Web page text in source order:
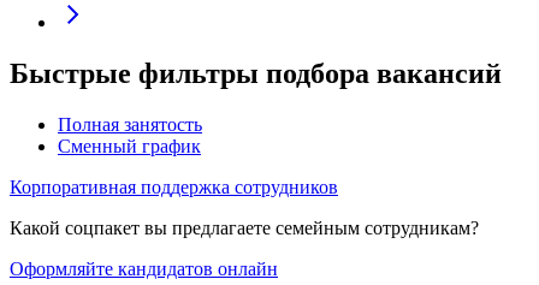
Быстрые фильтры подбора вакансий
Полная занятость
Сменный график
Корпоративная поддержка сотрудников
Какой соцпакет вы предлагаете семейным сотрудникам?
Оформляйте кандидатов онлайн